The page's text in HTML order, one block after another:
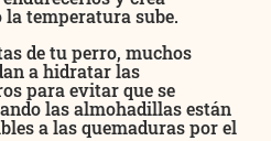
temperatura sube.
de tu perro, muchos
a hidratar las
para evitar que se
las almohadillas están
a las quemaduras por el